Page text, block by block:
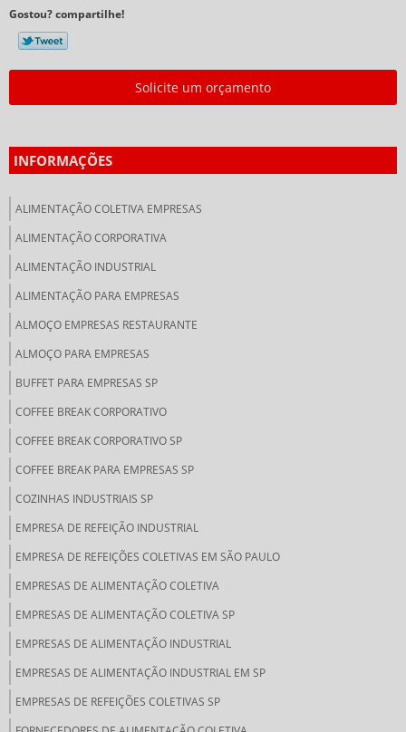
Gostou? compartilhe!
Solicite um orçamento
INFORMAÇÕES
ALIMENTAÇÃO COLETIVA EMPRESAS
ALIMENTAÇÃO CORPORATIVA
ALIMENTAÇÃO INDUSTRIAL
ALIMENTAÇÃO PARA EMPRESAS
ALMOÇO EMPRESAS RESTAURANTE
ALMOÇO PARA EMPRESAS
BUFFET PARA EMPRESAS SP
COFFEE BREAK CORPORATIVO
COFFEE BREAK CORPORATIVO SP
COFFEE BREAK PARA EMPRESAS SP
COZINHAS INDUSTRIAIS SP
EMPRESA DE REFEIÇÃO INDUSTRIAL
EMPRESA DE REFEIÇÕES COLETIVAS EM SÃO PAULO
EMPRESAS DE ALIMENTAÇÃO COLETIVA
EMPRESAS DE ALIMENTAÇÃO COLETIVA SP
EMPRESAS DE ALIMENTAÇÃO INDUSTRIAL
EMPRESAS DE ALIMENTAÇÃO INDUSTRIAL EM SP
EMPRESAS DE REFEIÇÕES COLETIVAS SP